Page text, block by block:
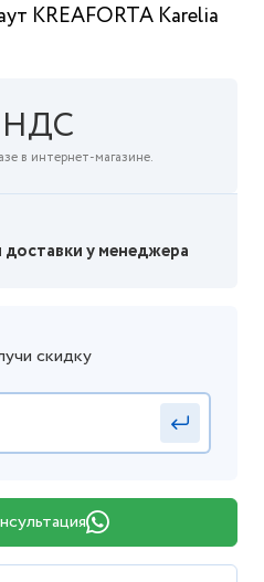
KREAFORTA Karelia
НДС
в интернет-магазине.
у менеджера
скидку